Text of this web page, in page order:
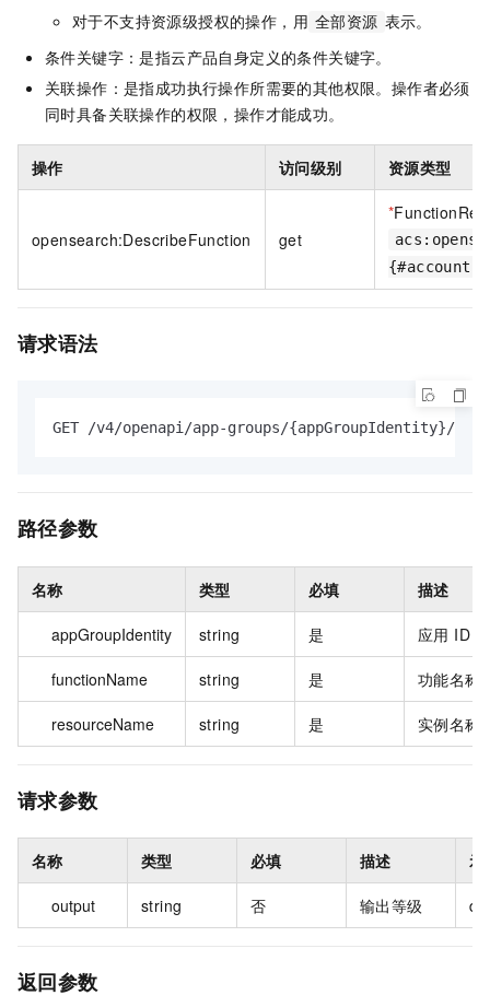
对于不支持资源级授权的操作，用 全部资源 表示。
条件关键字：是指云产品自身定义的条件关键字。
关联操作：是指成功执行操作所需要的其他权限。操作者必须
同时具备关联操作的权限，操作才能成功。
操作 访问级别 资源类型
opensearch:DescribeFunction get
*
请求语法
GET /v4/openapi/app-groups/{appGroupIdentity}/
路径参数
名称 类型 必填 描述
appGroupIdentity string 是 应用 ID
functionName string 是 功能名称
resourceName string 是 实例名称
请求参数
名称 类型 必填 描述 示
output string 否 输出等级
返回参数